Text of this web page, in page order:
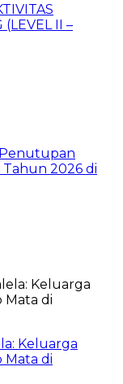
II –
Tahun 2026 di
Keluarga
Mata di